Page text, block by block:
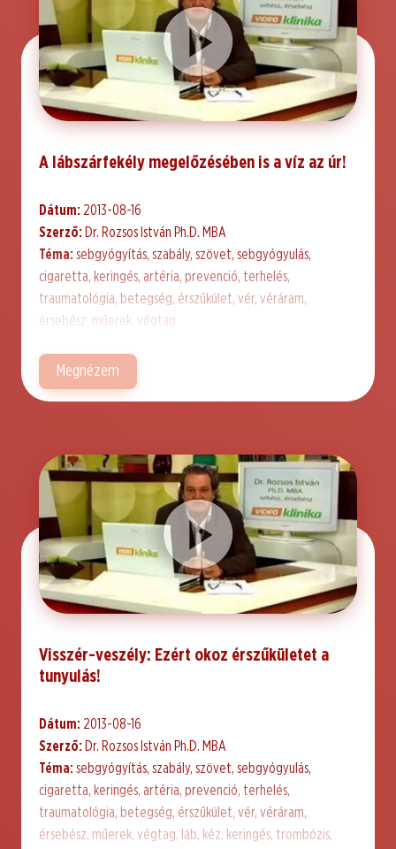
A lábszárfekély megelőzésében is a víz az úr!
Dátum: 2013-08-16
Szerző: Dr. Rozsos István Ph.D. MBA
Téma: sebgyógyítás, szabály, szövet, sebgyógyulás,
cigaretta, keringés, artéria, prevenció, terhelés,
traumatológia, betegség, érszűkület, vér, véráram,
érsebész, műerek, végtag
Megnézem
Visszér-veszély: Ezért okoz érszűkületet a
tunyulás!
Dátum: 2013-08-16
Szerző: Dr. Rozsos István Ph.D. MBA
Téma: sebgyógyítás, szabály, szövet, sebgyógyulás,
cigaretta, keringés, artéria, prevenció, terhelés,
traumatológia, betegség, érszűkület, vér, véráram,
érsebész, műerek, végtag, láb, kéz, keringés, trombózis,